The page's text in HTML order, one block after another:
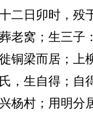
二日卯时，殁
老窝；生三子
铜梁而居；上
，生自得；自
杨村；用明分